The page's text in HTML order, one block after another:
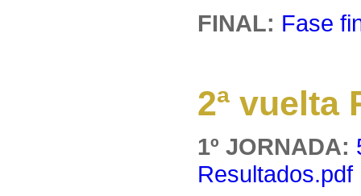
FINAL: Fase
2ª vuelta
1º JORNADA:
Resultados.pdf